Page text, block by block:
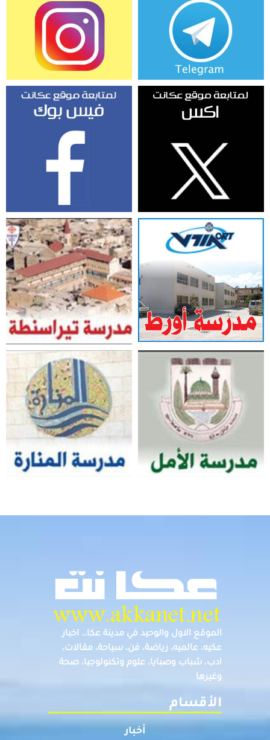
الموقع الاول والوحيد في مدينة عكا… اخبار
عكيه، عالميه، رياضة، فن، سياحة، مقالات،
ادب، شباب وصبايا، علوم وتكنولوجيا، صحة
وغيرها
الأقسام
أخبار